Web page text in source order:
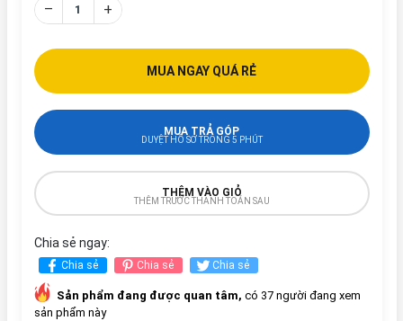
– +
MUA NGAY QUÁ RẺ
MUA TRẢ GÓP
DUYỆT HỒ SƠ TRONG 5 PHÚT
THÊM VÀO GIỎ
THÊM TRƯỚC THANH TOÁN SAU
Chia sẻ ngay:
Chia sẻ Chia sẻ Chia sẻ
Sản phẩm đang được quan tâm, có 37 người đang xem
sản phẩm này